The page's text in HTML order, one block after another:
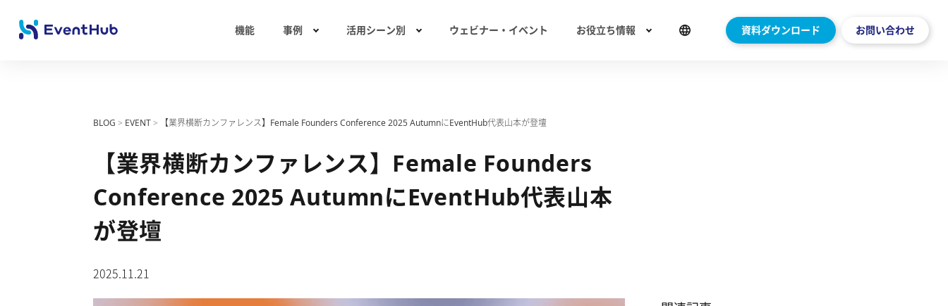
機能 事例 活用シーン別 ウェビナー・イベント お役立ち情報 資料ダウンロード お問い合わせ
BLOG > EVENT> 【業界横断カンファレンス】Female Founders Conference 2025 AutumnにEventHub代表山本が登壇
【業界横断カンファレンス】Female Founders
Conference 2025 AutumnにEventHub代表山本
が登壇
2025.11.21